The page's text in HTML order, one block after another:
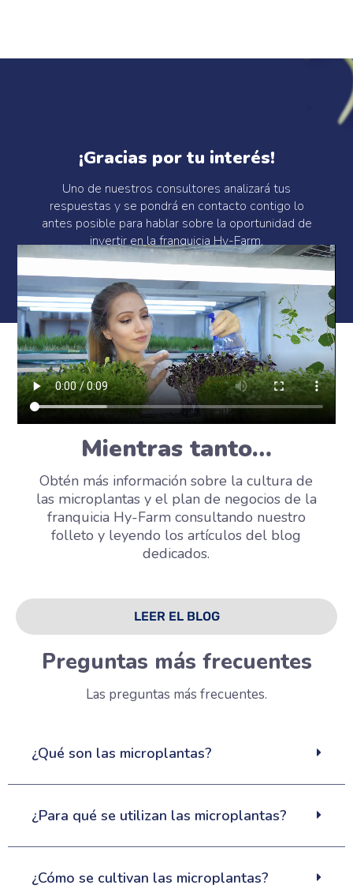
¡Gracias por tu interés!
Uno de nuestros consultores analizará tus
respuestas y se pondrá en contacto contigo lo
antes posible para hablar sobre la oportunidad de
invertir en la franquicia Hy-Farm.
Mientras tanto…
Obtén más información sobre la cultura de
las microplantas y el plan de negocios de la
franquicia Hy-Farm consultando nuestro
folleto y leyendo los artículos del blog
dedicados.
LEER EL BLOG
Preguntas más frecuentes
Las preguntas más frecuentes.
¿Qué son las microplantas?
¿Para qué se utilizan las microplantas?
¿Cómo se cultivan las microplantas?